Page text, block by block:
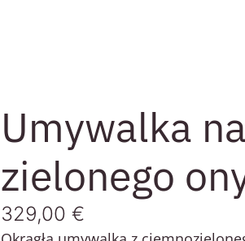
Umywalka
zielonego
329,00 €